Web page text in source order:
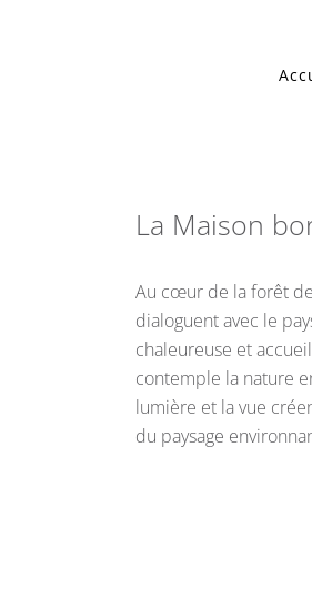
La Maison
Au cœur de la forêt
dialoguent avec le
chaleureuse et
contemple la nature
lumière et la vue
du paysage